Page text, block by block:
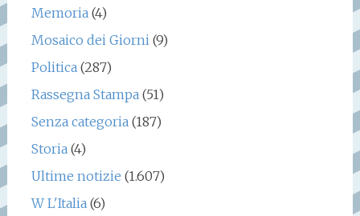
Memoria(4)
Mosaico dei Giorni(9)
Politica(287)
Rassegna Stampa(51)
Senza categoria(187)
Storia(4)
Ultime notizie (1.607)
W L'Italia(6)